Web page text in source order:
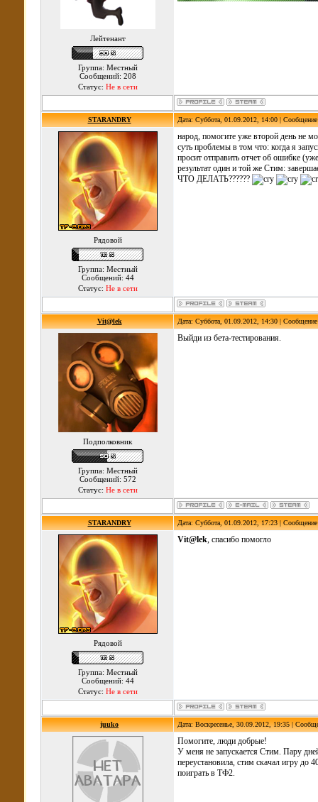
Лейтенант
Группа: Местный
Сообщений: 208
Статус: Не в сети
STARANDRY Дата: Суббота, 01.09.2012, 14:00 |
Рядовой
Группа: Местный
Сообщений: 44
Статус: Не в сети
народ, помогите уже второй день не
суть проблемы в том что: когда я
просит отправить отчет об ошибке
результат один и той же Стим:
ЧТО ДЕЛАТЬ??????
Vit@lek Дата: Суббота, 01.09.2012, 14:30 |
Подполковник
Группа: Местный
Сообщений: 572
Статус: Не в сети
Выйди из бета-тестирования.
STARANDRY Дата: Суббота, 01.09.2012, 17:23 |
Рядовой
Группа: Местный
Сообщений: 44
Статус: Не в сети
Vit@lek, cпасибо помогло
juuko Дата: Воскресенье, 30.09.2012, 19:35 |
Помогите, люди добрые!
У меня не запускается Стим. Пару
переустановила, стим скачал игру
поиграть в ТФ2.